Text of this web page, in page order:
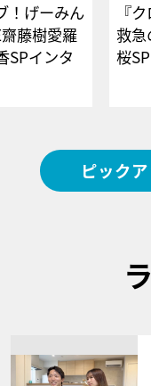
！げーみん
藤樹愛羅
SPインタ
『
救
桜
ピック